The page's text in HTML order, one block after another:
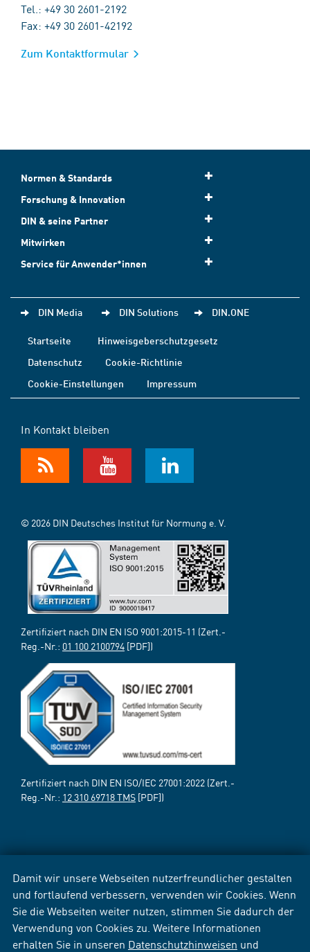
Damit wir unsere Webseiten nutzerfreundlicher gestalten
und fortlaufend verbessern, verwenden wir Cookies. Wenn
Sie die Webseiten weiter nutzen, stimmen Sie dadurch der
Verwendung von Cookies zu. Weitere Informationen
erhalten Sie in unseren Datenschutzhinweisen und
Tel.: +49 30 2601-2192
Fax: +49 30 2601-42192
Zum Kontaktformular
Normen & Standards
Forschung & Innovation
DIN & seine Partner
Mitwirken
Service für Anwender*innen
DIN Media DIN Solutions DIN.ONE
Startseite
Hinweisgeberschutzgesetz
Datenschutz
Cookie-Richtlinie
Cookie-Einstellungen
Impressum
In Kontakt bleiben
© 2026 DIN Deutsches Institut für Normung e. V.
Zertifiziert nach DIN EN ISO 9001:2015-11 (Zert.-
Reg.-Nr.: 01 100 2100794 [PDF])
Zertifiziert nach DIN EN ISO/IEC 27001:2022 (Zert.-
Reg.-Nr.: 12 310 69718 TMS [PDF])